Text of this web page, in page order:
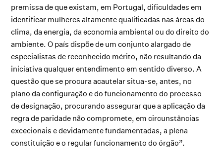
premissa de que existam, em Portugal, dificuldades em
identificar mulheres altamente qualificadas nas áreas do
clima, da energia, da economia ambiental ou do direito do
ambiente. O país dispõe de um conjunto alargado de
especialistas de reconhecido mérito, não resultando da
iniciativa qualquer entendimento em sentido diverso. A
questão que se procura acautelar situa-se, antes, no
plano da configuração e do funcionamento do processo
de designação, procurando assegurar que a aplicação da
regra de paridade não compromete, em circunstâncias
excecionais e devidamente fundamentadas, a plena
constituição e o regular funcionamento do órgão”.